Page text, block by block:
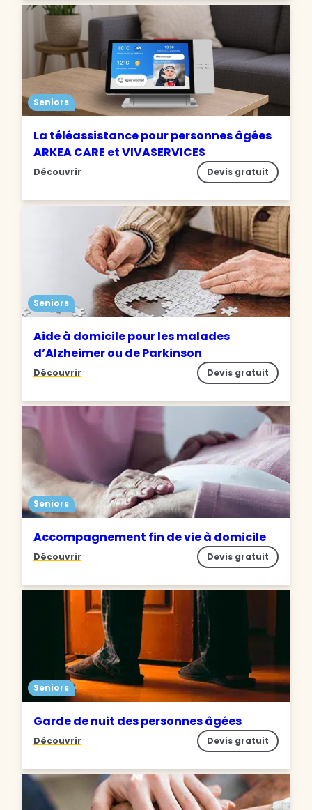
Seniors
La téléassistance pour personnes âgées
ARKEA CARE et VIVASERVICES
Découvrir Devis gratuit
Seniors
Aide à domicile pour les malades
d’Alzheimer ou de Parkinson
Découvrir Devis gratuit
Seniors
Accompagnement fin de vie à domicile
Découvrir Devis gratuit
Seniors
Garde de nuit des personnes âgées
Découvrir Devis gratuit